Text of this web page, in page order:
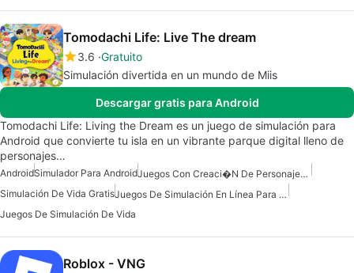
Tomodachi Life: Live The dream
3.6 Gratuito
Simulación divertida en un mundo de Miis
Descargar gratis para Android
Tomodachi Life: Living the Dream es un juego de simulación para
Android que convierte tu isla en un vibrante parque digital lleno de
personajes…
AndroidSimulador Para Android
Juegos Con Creaci�n De Personajes En Android
Simulación De Vida Gratis
Juegos De Simulación En Línea Para Android
Juegos De Simulación De Vida
Roblox - VNG